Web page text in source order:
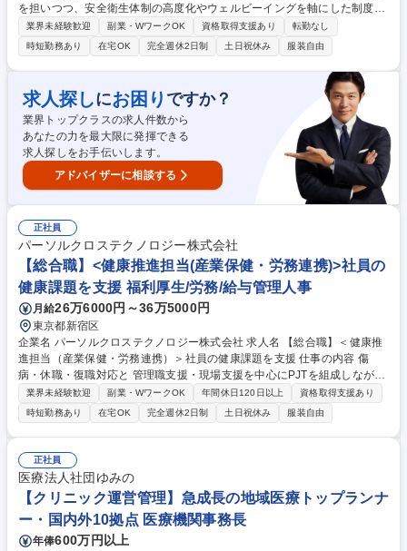
を担いつつ、安全衛生体制の高度化やウェルビーイングを軸にした制度設
計をお任せします。再発防止・予防を前提とした組織全体の仕組みづくり
を主導する役割です。 ■ ウェルビーイング領域の設計・高度化 ・健康管
理体制の進化・休職再発防止設計 ・長時間労働予防設計・ウェルビーイン
グ指標の設計／可視化 ■ 実務推進 ・休職／体調不良者対応 ・ストレスチ
ェック、衛生委員会運営 募集職種 【ウェルビーイング推進（リーダー候
補）】労務／保健師歓迎
業界未経験歓迎 副業・WワークOK 資格取得支援あり
転勤なし
時短勤務あり
在宅OK 完全週休2日制 土日祝休み 服装自由
求人探しにお困り ですか？
業界トップクラスの求人件数から
あなたの力を最大限に発揮できる
求人探しをお手伝いします。
アドバイザーに相談する
正社員
パーソルクロステクノロジー株式会社
【総合職】<健康推進担当(産業保健・労務連携)>社員の
健康課題を支援 福利厚生/労務/給与管理人事
月給26万6000円～36万5000円
東京都新宿区
企業名 パーソルクロステクノロジー株式会社 求人名 【総合職】＜健康推
進担当（産業保健・労務連携）＞社員の健康課題を支援 仕事の内容 傷
病・休職・復職対応と 管理職支援・現場支援を中心にPJTを組成しながら
仕組みづくり・制度運用の高度化制度設計や運用業務に関わっていた抱き
ます。 ■傷病・休復職対応：相談対応、産業医連携、復職面談設計・同
席・記録 ■管理職・現場支援：メンタル不調等の相談対応、人事・産業医
間の調整 ■仕組みづくり・高度化：対応ルールの整備・標準化、研修資料
作成、健康施策の企画 ※実務を通じて法的・労務的観点を含む高度な専門
性が身につく環境です。属人化脱却に向けた制度構築を主導でき、全社の
基盤づくりに貢献できます。 募集職種 【総合職】＜健康推進担当（産業
保健・労務連携）＞社員の健康課題を支援
業界未経験歓迎 副業・WワークOK 年間休日120日以上
資格取得支援あり
時短勤務あり
在宅OK 完全週休2日制 土日祝休み 服装自由
正社員
医療法人社団ゆみの
【クリニック運営管理】急成長の地域医療トップランナ
ー・国内外10拠点 医療機関事務長
年俸600万円以上